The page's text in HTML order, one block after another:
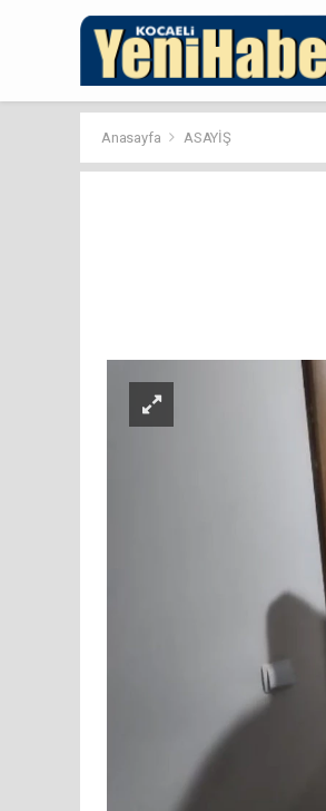
Anasayfa ASAYİŞ